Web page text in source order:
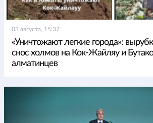
03 августа, 15:37
«Уничтожают легкие города»:
снос холмов на Кок-Жайляу и
алматинцев